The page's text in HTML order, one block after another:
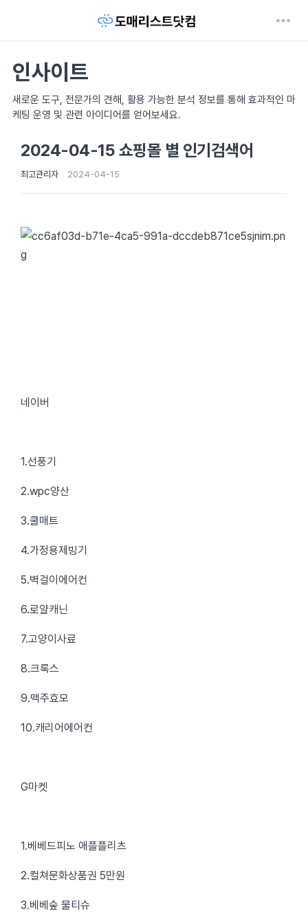
인사이트
새로운 도구, 전문가의 견해, 활용 가능한 분석 정보를 통해 효과적인 마
케팅 운영 및 관련 아이디어를 얻어보세요.
2024-04-15 쇼핑몰 별 인기검색어
최고관리자 2024-04-15
네이버
1.선풍기
2.wpc양산
3.쿨매트
4.가정용제빙기
5.벽걸이에어컨
6.로얄캐닌
7.고양이사료
8.크록스
9.맥주효모
10.캐리어에어컨
G마켓
1.베베드피노 애플플리츠
2.컬쳐문화상품권 5만원
3.베베숲 물티슈